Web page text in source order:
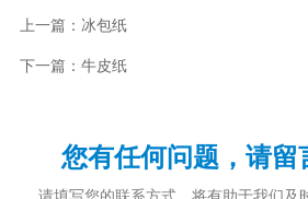
上一篇：冰包纸
下一篇：牛皮纸
您有任何问题，请留